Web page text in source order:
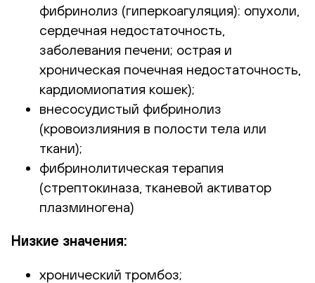
фибринолиз (гиперкоагуляция): опухоли,
сердечная недостаточность,
заболевания печени; острая и
хроническая почечная недостаточность,
кардиомиопатия кошек);
внесосудистый фибринолиз
(кровоизлияния в полости тела или
ткани);
фибринолитическая терапия
(стрептокиназа, тканевой активатор
плазминогена)
Низкие значения:
хронический тромбоз;